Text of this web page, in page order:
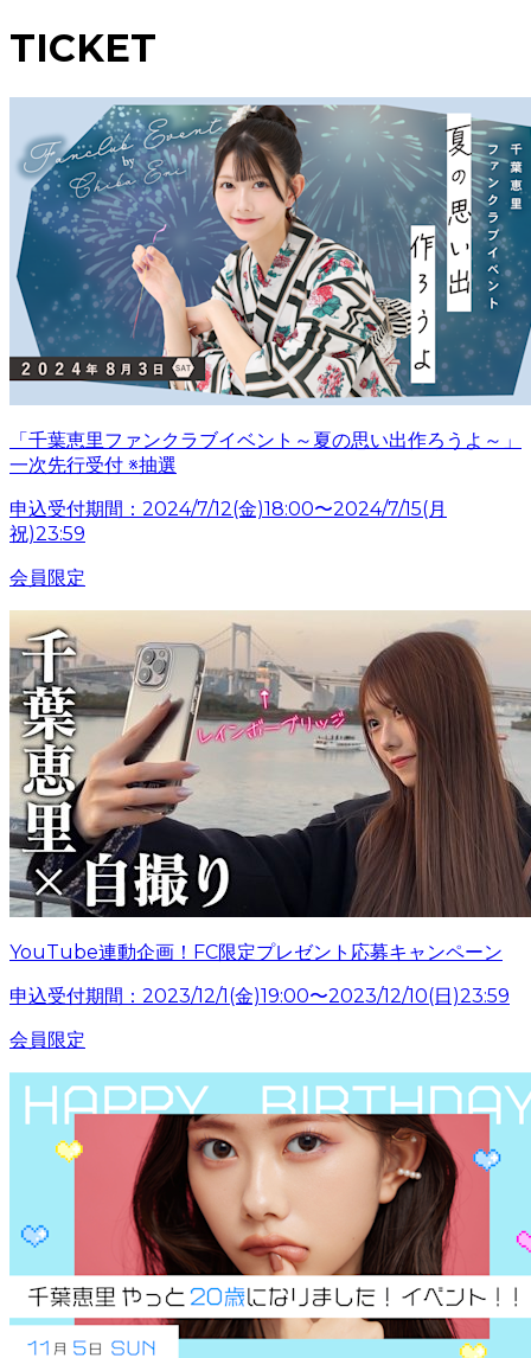
TICKET
「千葉恵里ファンクラブイベント～夏の思い出作ろうよ～」
一次先行受付 ※抽選
申込受付期間：2024/7/12(金)18:00〜2024/7/15(月
祝)23:59
会員限定
YouTube連動企画！FC限定プレゼント応募キャンペーン
申込受付期間：2023/12/1(金)19:00〜2023/12/10(日)23:59
会員限定